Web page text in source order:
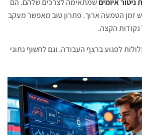
איומיםשמתאימה לצרכים שלהם. הם
זמן הטמעה ארוך. פתרון טוב מאפשר מעקב
נקודות הקצה.
לפגוע ברצף העבודה. וגם לחשוף נתוני